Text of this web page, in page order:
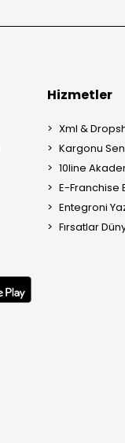
Hizmetler
Xml &
Kargonu
10line
E-Franchise
Entegroni
Fırsatlar